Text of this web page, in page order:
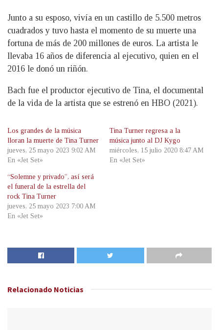
Junto a su esposo, vivía en un castillo de 5.500 metros
cuadrados y tuvo hasta el momento de su muerte una
fortuna de más de 200 millones de euros. La artista le
llevaba 16 años de diferencia al ejecutivo, quien en el
2016 le donó un riñón.
Bach fue el productor ejecutivo de Tina, el documental
de la vida de la artista que se estrenó en HBO (2021).
Los grandes de la música
lloran la muerte de Tina Turner
jueves, 25 mayo 2023 9:02 AM
En «Jet Set»
Tina Turner regresa a la
música junto al DJ Kygo
miércoles, 15 julio 2020 8:47 AM
En «Jet Set»
“Solemne y privado”, así será
el funeral de la estrella del
rock Tina Turner
jueves, 25 mayo 2023 7:00 AM
En «Jet Set»
Relacionado Noticias